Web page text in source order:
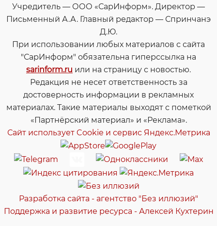
Учредитель — ООО «СарИнформ». Директор —
Письменный А.А. Главный редактор — Спринчанэ
Д.Ю.
При использовании любых материалов с сайта
"СарИнформ" обязательна гиперссылка на
sarinform.ru или на страницу с новостью.
Редакция не несет ответственность за
достоверность информации в рекламных
материалах. Такие материалы выходят с пометкой
«Партнёрский материал» и «Реклама».
Сайт использует Cookie и сервиc Яндекс.Метрика
Разработка сайта - агентство "Без иллюзий"
Поддержка и развитие ресурса - Алексей Кухтерин